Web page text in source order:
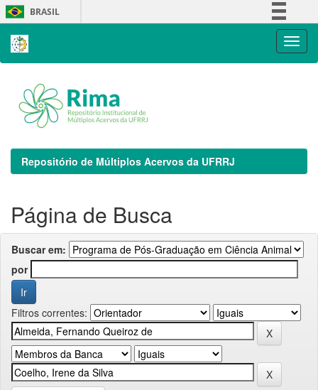
Skip
navigation
BRASIL
Repositório de Múltiplos Acervos da UFRRJ
Página de Busca
Buscar em:
por
Filtros correntes: